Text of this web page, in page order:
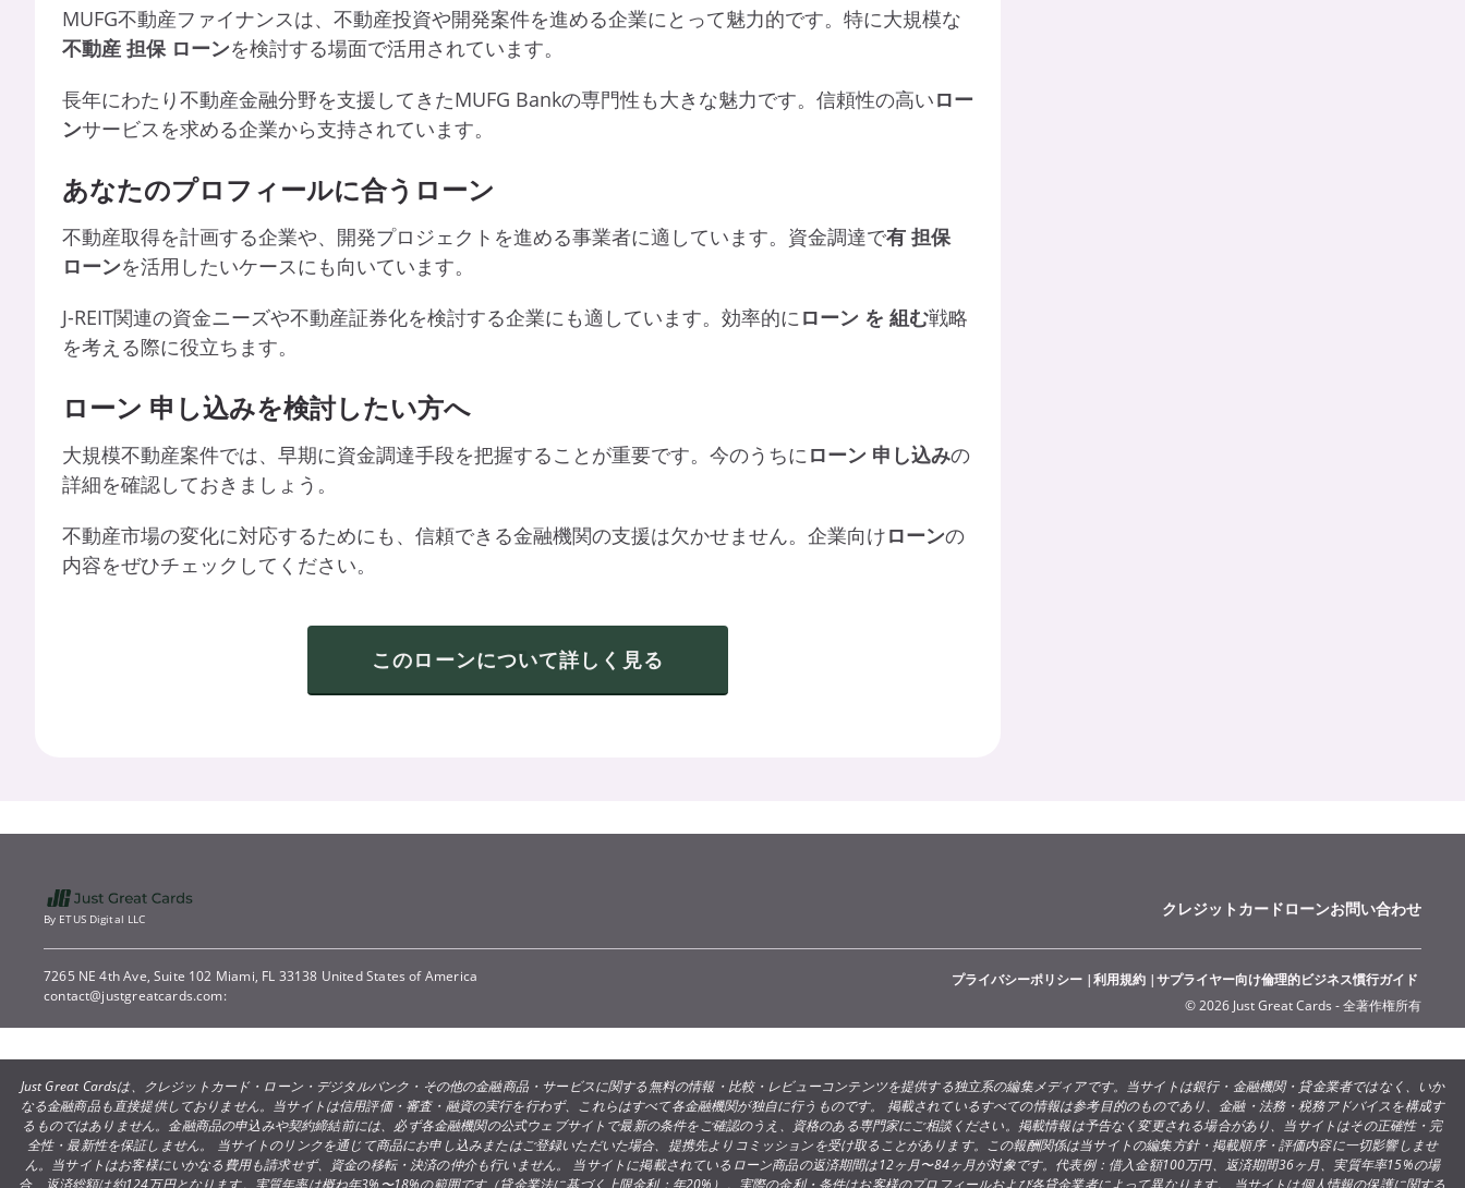
MUFG不動産ファイナンスは、不動産投資や開発案件を進める企業にとって魅力的です。特に大規模な
不動産 担保 ローンを検討する場面で活用されています。
長年にわたり不動産金融分野を支援してきたMUFG Bankの専門性も大きな魅力です。信頼性の高いロー
ンサービスを求める企業から支持されています。
あなたのプロフィールに合うローン
不動産取得を計画する企業や、開発プロジェクトを進める事業者に適しています。資金調達で有 担保
ローンを活用したいケースにも向いています。
J-REIT関連の資金ニーズや不動産証券化を検討する企業にも適しています。効率的にローン を 組む戦略
を考える際に役立ちます。
ローン 申し込みを検討したい方へ
大規模不動産案件では、早期に資金調達手段を把握することが重要です。今のうちにローン 申し込みの
詳細を確認しておきましょう。
不動産市場の変化に対応するためにも、信頼できる金融機関の支援は欠かせません。企業向けローンの
内容をぜひチェックしてください。
このローンについて詳しく見る
By ETUS Digital LLC
クレジットカードローンお問い合わせ
7265 NE 4th Ave, Suite 102 Miami, FL 33138 United States of America
contact@justgreatcards.com:
プライバシーポリシー 利用規約 サプライヤー向け倫理的ビジネス慣行ガイド
© 2026 Just Great Cards - 全著作権所有
Just Great Cardsは、クレジットカード・ローン・デジタルバンク・その他の金融商品・サービスに関する無料の情報・比較・レビューコンテンツを提供する独立系の編集メディアです。当サイトは銀行・金融機関・貸金業者ではなく、いか
なる金融商品も直接提供しておりません。当サイトは信用評価・審査・融資の実行を行わず、これらはすべて各金融機関が独自に行うものです。 掲載されているすべての情報は参考目的のものであり、金融・法務・税務アドバイスを構成す
るものではありません。金融商品の申込みや契約締結前には、必ず各金融機関の公式ウェブサイトで最新の条件をご確認のうえ、資格のある専門家にご相談ください。掲載情報は予告なく変更される場合があり、当サイトはその正確性・完
全性・最新性を保証しません。 当サイトのリンクを通じて商品にお申し込みまたはご登録いただいた場合、提携先よりコミッションを受け取ることがあります。この報酬関係は当サイトの編集方針・掲載順序・評価内容に一切影響しませ
ん。当サイトはお客様にいかなる費用も請求せず、資金の移転・決済の仲介も行いません。 当サイトに掲載されているローン商品の返済期間は12ヶ月〜84ヶ月が対象です。代表例：借入金額100万円、返済期間36ヶ月、実質年率15%の場